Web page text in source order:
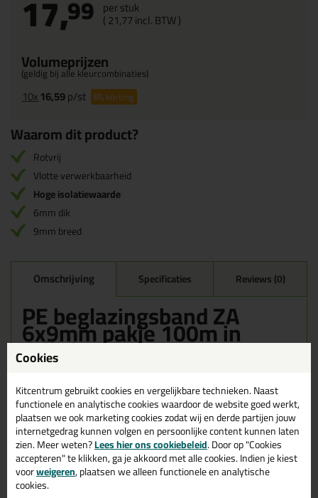
17,99 per stuk
(21,77incl. BTW )
Volumeprijzen
(geldig bij alle kleurcombinaties)
10x16,59p/st 8%korting
Waarom dit product?
Rotvrij
Vlotte verwerkbaarheid
Hoge isolatiewaarde
6mm dik
9mm breed
Omschrijving Specificaties Reviews (0)
PE beglazingsband ZA
6x9mm pakje 100m in
Grijs/Zwart
specifieke kleur? Gevonden! Deze PE beglazingsband ZA 6x9mm
pakje 100m in de kleur Grijs/Zwart is te gebruiken voor
verschillende toepassingen. Een professioneel en hoogwaardig
product welke makkelijk te gebruiken is. Bestel de PE
beglazingsband ZA 6x9mm pakje 100m in de kleur Grijs/Zwart
vandaag nog! Op voorraad en op werkdagen besteld = morgen in
huis.
Wil je meer weten over de toepassing en kenmerken van dit
Cookies
Kitcentrum gebruikt cookies en vergelijkbare technieken. Naast
functionele en analytische cookies waardoor de website goed werkt,
plaatsen we ook marketing cookies zodat wij en derde partijen jouw
internetgedrag kunnen volgen en persoonlijke content kunnen laten
zien. Meer weten?Lees hier ons cookiebeleid. Door op "Cookies
accepteren" te klikken, ga je akkoord met alle cookies. Indien je kiest
voorweigeren, plaatsen we alleen functionele en analytische
cookies.